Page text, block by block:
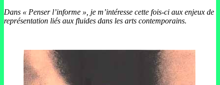
Dans « Penser l’informe », je m’intéresse cette fois-ci aux enjeux de
représentation liés aux fluides dans les arts contemporains.